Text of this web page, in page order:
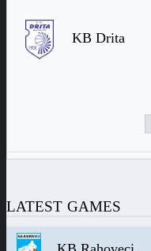
KB Drita
LATEST GAMES